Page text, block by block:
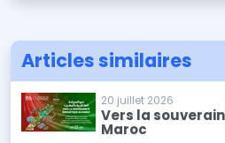
Articles similaires
20 juillet 2026
Vers la
Maroc